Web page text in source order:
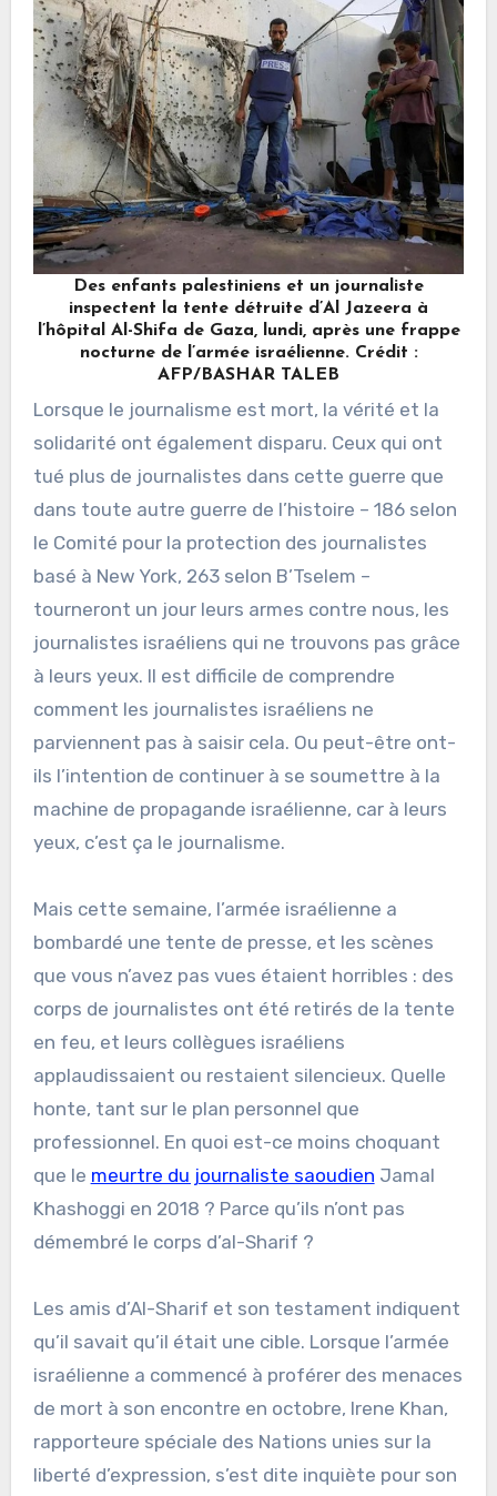
Des enfants palestiniens et un journaliste
inspectent la tente détruite d’Al Jazeera à
l’hôpital Al-Shifa de Gaza, lundi, après une frappe
nocturne de l’armée israélienne. Crédit :
AFP/BASHAR TALEB
Lorsque le journalisme est mort, la vérité et la
solidarité ont également disparu. Ceux qui ont
tué plus de journalistes dans cette guerre que
dans toute autre guerre de l’histoire – 186 selon
le Comité pour la protection des journalistes
basé à New York, 263 selon B’Tselem –
tourneront un jour leurs armes contre nous, les
journalistes israéliens qui ne trouvons pas grâce
à leurs yeux. Il est difficile de comprendre
comment les journalistes israéliens ne
parviennent pas à saisir cela. Ou peut-être ont-
ils l’intention de continuer à se soumettre à la
machine de propagande israélienne, car à leurs
yeux, c’est ça le journalisme.
Mais cette semaine, l’armée israélienne a
bombardé une tente de presse, et les scènes
que vous n’avez pas vues étaient horribles : des
corps de journalistes ont été retirés de la tente
en feu, et leurs collègues israéliens
applaudissaient ou restaient silencieux. Quelle
honte, tant sur le plan personnel que
professionnel. En quoi est-ce moins choquant
que le meurtre du journaliste saoudien Jamal
Khashoggi en 2018 ? Parce qu’ils n’ont pas
démembré le corps d’al-Sharif ?
Les amis d’Al-Sharif et son testament indiquent
qu’il savait qu’il était une cible. Lorsque l’armée
israélienne a commencé à proférer des menaces
de mort à son encontre en octobre, Irene Khan,
rapporteure spéciale des Nations unies sur la
liberté d’expression, s’est dite inquiète pour son